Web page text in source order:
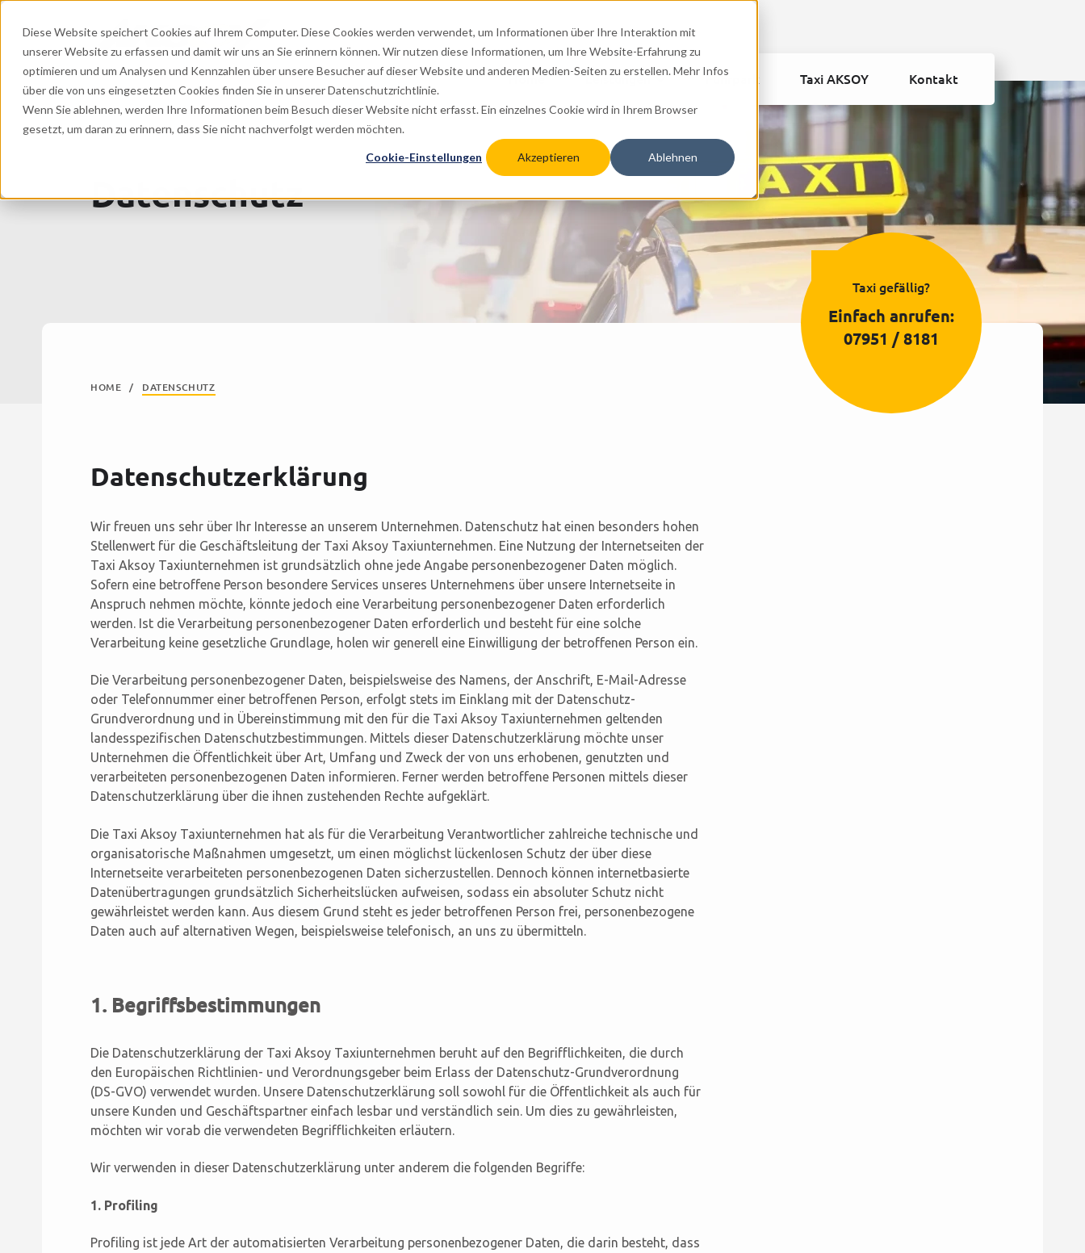
Diese Website speichert Cookies auf Ihrem Computer. Diese Cookies werden verwendet, um Informationen über Ihre Interaktion mit
unserer Website zu erfassen und damit wir uns an Sie erinnern können. Wir nutzen diese Informationen, um Ihre Website-Erfahrung zu
optimieren und um Analysen und Kennzahlen über unsere Besucher auf dieser Website und anderen Medien-Seiten zu erstellen. Mehr Infos
über die von uns eingesetzten Cookies finden Sie in unserer Datenschutzrichtlinie.
Wenn Sie ablehnen, werden Ihre Informationen beim Besuch dieser Website nicht erfasst. Ein einzelnes Cookie wird in Ihrem Browser
gesetzt, um daran zu erinnern, dass Sie nicht nachverfolgt werden möchten.
Cookie-Einstellungen Akzeptieren Ablehnen
Home Leistungen
Show submenu for Leistungen
Fuhrpark Taxi AKSOY Kontakt
Datenschutz
HOME DATENSCHUTZ
Taxi gefällig?
Einfach anrufen:
07951 / 8181
Datenschutzerklärung
Wir freuen uns sehr über Ihr Interesse an unserem Unternehmen. Datenschutz hat einen besonders hohen
Stellenwert für die Geschäftsleitung der Taxi Aksoy Taxiunternehmen. Eine Nutzung der Internetseiten der
Taxi Aksoy Taxiunternehmen ist grundsätzlich ohne jede Angabe personenbezogener Daten möglich.
Sofern eine betroffene Person besondere Services unseres Unternehmens über unsere Internetseite in
Anspruch nehmen möchte, könnte jedoch eine Verarbeitung personenbezogener Daten erforderlich
werden. Ist die Verarbeitung personenbezogener Daten erforderlich und besteht für eine solche
Verarbeitung keine gesetzliche Grundlage, holen wir generell eine Einwilligung der betroffenen Person ein.
Die Verarbeitung personenbezogener Daten, beispielsweise des Namens, der Anschrift, E-Mail-Adresse
oder Telefonnummer einer betroffenen Person, erfolgt stets im Einklang mit der Datenschutz-
Grundverordnung und in Übereinstimmung mit den für die Taxi Aksoy Taxiunternehmen geltenden
landesspezifischen Datenschutzbestimmungen. Mittels dieser Datenschutzerklärung möchte unser
Unternehmen die Öffentlichkeit über Art, Umfang und Zweck der von uns erhobenen, genutzten und
verarbeiteten personenbezogenen Daten informieren. Ferner werden betroffene Personen mittels dieser
Datenschutzerklärung über die ihnen zustehenden Rechte aufgeklärt.
Die Taxi Aksoy Taxiunternehmen hat als für die Verarbeitung Verantwortlicher zahlreiche technische und
organisatorische Maßnahmen umgesetzt, um einen möglichst lückenlosen Schutz der über diese
Internetseite verarbeiteten personenbezogenen Daten sicherzustellen. Dennoch können internetbasierte
Datenübertragungen grundsätzlich Sicherheitslücken aufweisen, sodass ein absoluter Schutz nicht
gewährleistet werden kann. Aus diesem Grund steht es jeder betroffenen Person frei, personenbezogene
Daten auch auf alternativen Wegen, beispielsweise telefonisch, an uns zu übermitteln.
1. Begriffsbestimmungen
Die Datenschutzerklärung der Taxi Aksoy Taxiunternehmen beruht auf den Begrifflichkeiten, die durch
den Europäischen Richtlinien- und Verordnungsgeber beim Erlass der Datenschutz-Grundverordnung
(DS-GVO) verwendet wurden. Unsere Datenschutzerklärung soll sowohl für die Öffentlichkeit als auch für
unsere Kunden und Geschäftspartner einfach lesbar und verständlich sein. Um dies zu gewährleisten,
möchten wir vorab die verwendeten Begrifflichkeiten erläutern.
Wir verwenden in dieser Datenschutzerklärung unter anderem die folgenden Begriffe:
1. Profiling
Profiling ist jede Art der automatisierten Verarbeitung personenbezogener Daten, die darin besteht, dass